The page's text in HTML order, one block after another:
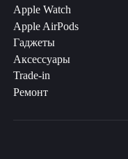
Apple Watch
Apple AirPods
Гаджеты
Аксессуары
Trade-in
Ремонт